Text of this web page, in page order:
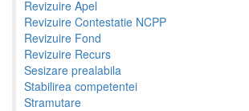
Revizuire Apel
Revizuire Contestatie NCPP
Revizuire Fond
Revizuire Recurs
Sesizare prealabila
Stabilirea competentei
Stramutare